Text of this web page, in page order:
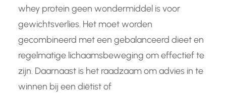
whey protein geen wondermiddel is voor
gewichtsverlies. Het moet worden
gecombineerd met een gebalanceerd dieet en
regelmatige lichaamsbeweging om effectief te
zijn. Daarnaast is het raadzaam om advies in te
winnen bij een diëtist of